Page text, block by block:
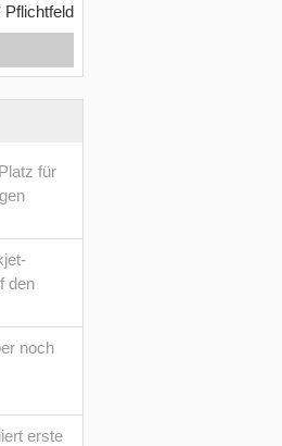
Pflichtfeld
für
den
noch
erste